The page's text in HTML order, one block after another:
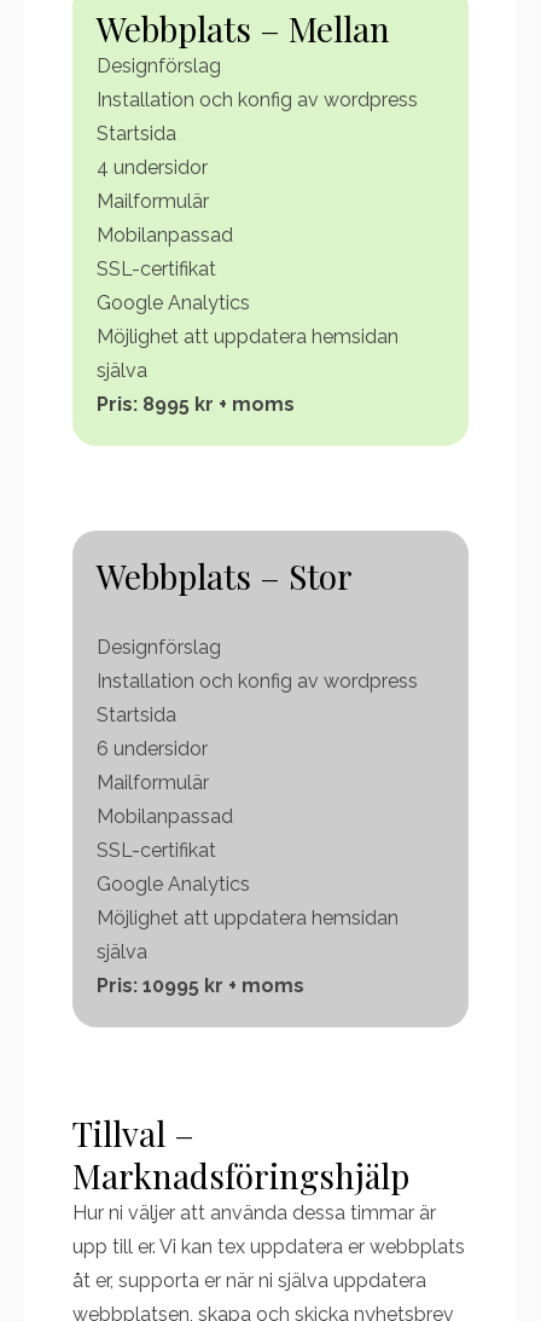
Webbplats – Mellan
Designförslag
Installation och konfig av wordpress
Startsida
4 undersidor
Mailformulär
Mobilanpassad
SSL-certifikat
Google Analytics
Möjlighet att uppdatera hemsidan
själva
Pris: 8995 kr + moms
Webbplats – Stor
Designförslag
Installation och konfig av wordpress
Startsida
6 undersidor
Mailformulär
Mobilanpassad
SSL-certifikat
Google Analytics
Möjlighet att uppdatera hemsidan
själva
Pris: 10995 kr + moms
Tillval –
Marknadsföringshjälp
Hur ni väljer att använda dessa timmar är
upp till er. Vi kan tex uppdatera er webbplats
åt er, supporta er när ni själva uppdatera
webbplatsen, skapa och skicka nyhetsbrev